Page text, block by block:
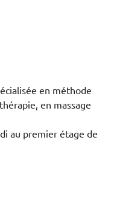
en méthode
en massage
au premier étage de